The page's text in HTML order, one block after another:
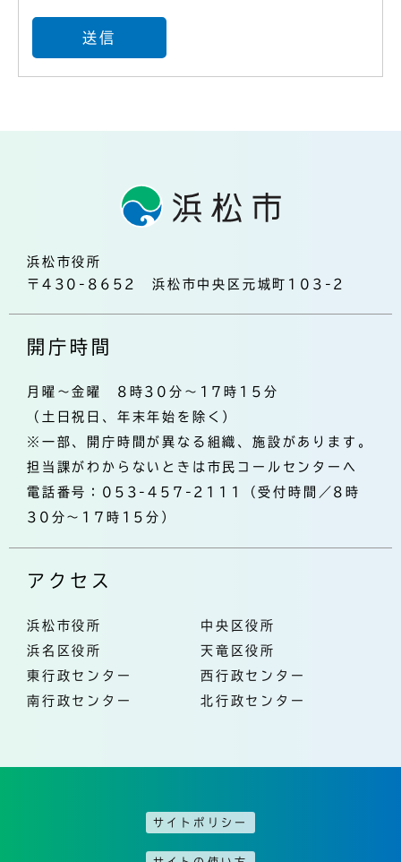
浜松市役所
〒430-8652 浜松市中央区元城町103-2
開庁時間
月曜～金曜 8時30分～17時15分
（土日祝日、年末年始を除く）
※一部、開庁時間が異なる組織、施設があります。
担当課がわからないときは市民コールセンターへ
電話番号：053-457-2111（受付時間／8時
30分～17時15分）
アクセス
浜松市役所
中央区役所
浜名区役所
天竜区役所
東行政センター
西行政センター
南行政センター
北行政センター
サイトポリシー